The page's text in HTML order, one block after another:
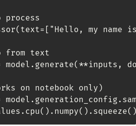
my
from text
model.generate(**inputs,
on notebook only)